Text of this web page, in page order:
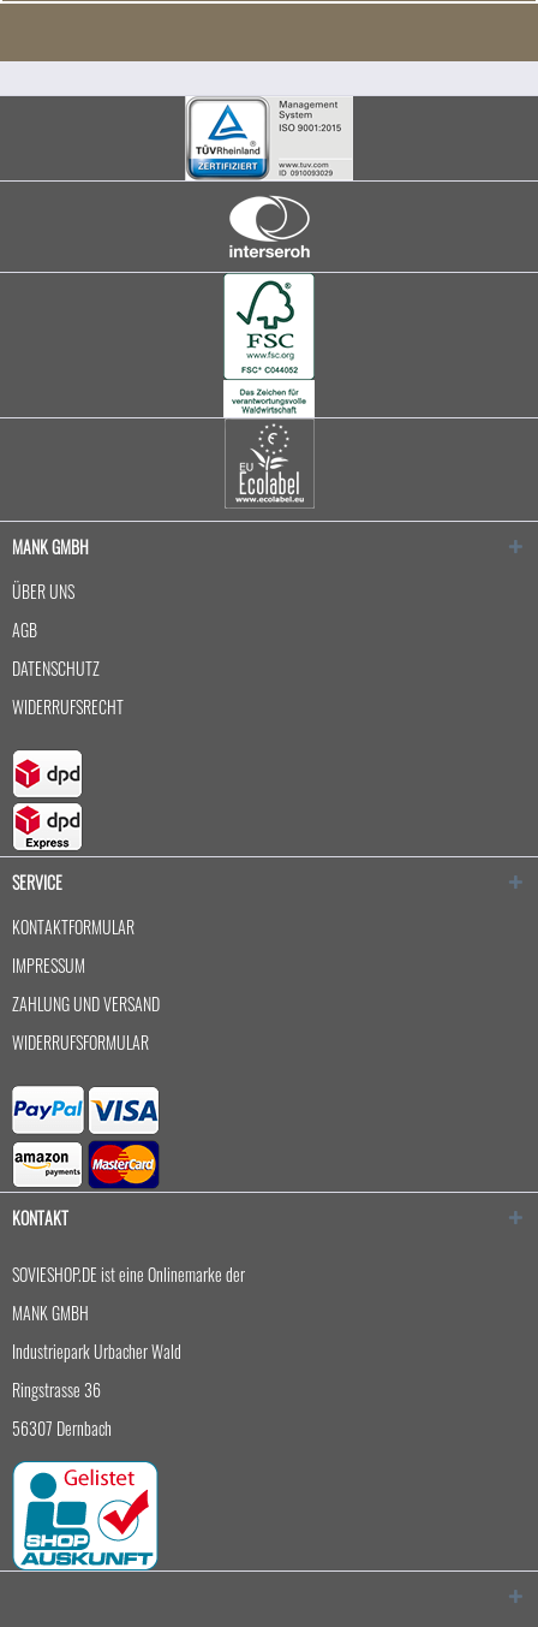
MANK GMBH
ÜBER UNS
AGB
DATENSCHUTZ
WIDERRUFSRECHT
SERVICE
KONTAKTFORMULAR
IMPRESSUM
ZAHLUNG UND VERSAND
WIDERRUFSFORMULAR
KONTAKT
SOVIESHOP.DE ist eine Onlinemarke der
MANK GMBH
Industriepark Urbacher Wald
Ringstrasse 36
56307 Dernbach